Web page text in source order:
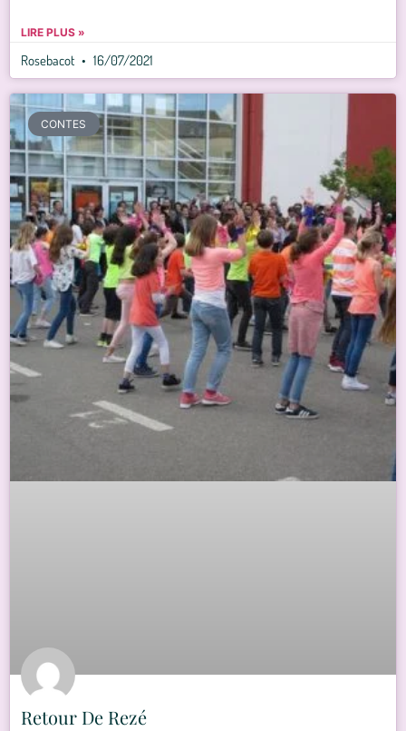
LIRE PLUS »
Rosebacot 16/07/2021
CONTES
Retour De Rezé